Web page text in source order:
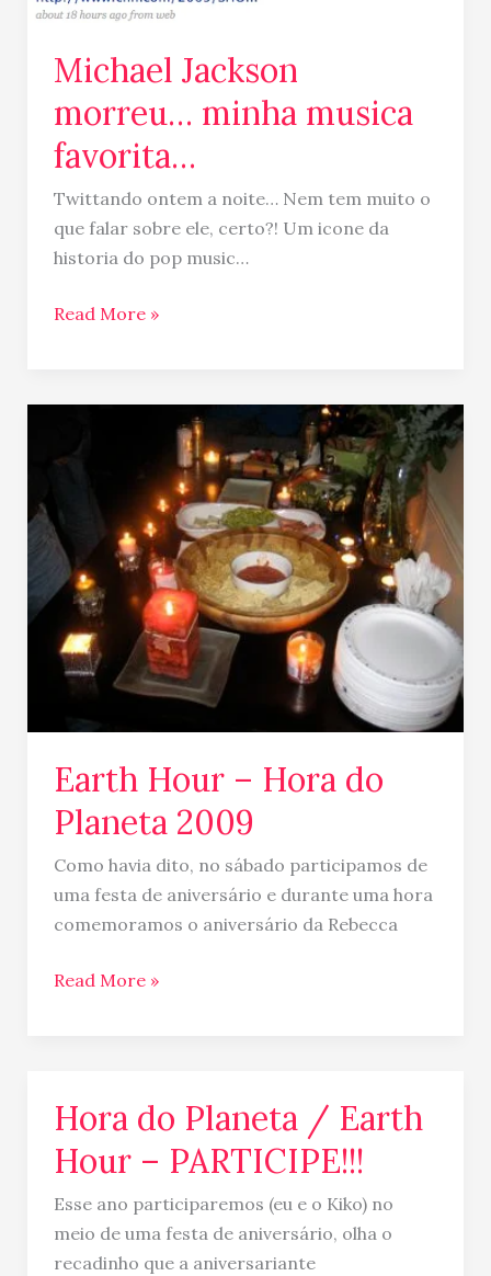
Michael Jackson
morreu… minha musica
favorita…
Twittando ontem a noite… Nem tem muito o
que falar sobre ele, certo?! Um icone da
historia do pop music…
Read More »
Earth Hour – Hora do
Planeta 2009
Como havia dito, no sábado participamos de
uma festa de aniversário e durante uma hora
comemoramos o aniversário da Rebecca
do
Planeta
2009
Read More »
Hora do Planeta / Earth
Hour – PARTICIPE!!!
Esse ano participaremos (eu e o Kiko) no
meio de uma festa de aniversário, olha o
recadinho que a aniversariante
Hora
Planeta
/
Earth
Hour